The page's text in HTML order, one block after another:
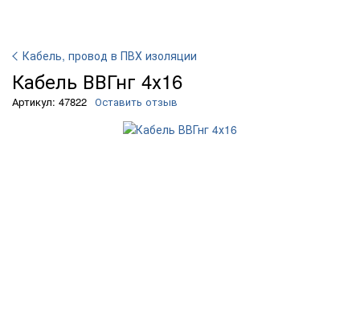
Кабель, провод в ПВХ изоляции
Кабель ВВГнг 4х16
Артикул: 47822 Оставить отзыв